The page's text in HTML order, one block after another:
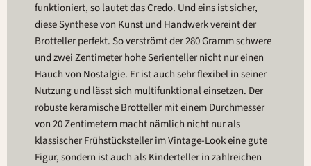
funktioniert, so lautet das Credo. Und eins ist sicher,
diese Synthese von Kunst und Handwerk vereint der
Brotteller perfekt. So verströmt der 280 Gramm schwere
und zwei Zentimeter hohe Serienteller nicht nur einen
Hauch von Nostalgie. Er ist auch sehr flexibel in seiner
Nutzung und lässt sich multifunktional einsetzen. Der
robuste keramische Brotteller mit einem Durchmesser
von 20 Zentimetern macht nämlich nicht nur als
klassischer Frühstücksteller im Vintage-Look eine gute
Figur, sondern ist auch als Kinderteller in zahlreichen